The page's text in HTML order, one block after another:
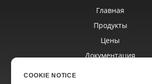
Главная
Продукты
Цены
Документация
COOKIE NOTICE